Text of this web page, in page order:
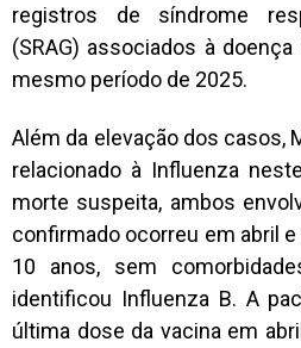
registros de síndrome
(SRAG) associados à
mesmo período de 2025.
Além da elevação dos casos,
relacionado à Influenza
morte suspeita, ambos
confirmado ocorreu em abril
10 anos, sem
identificou Influenza B. A
última dose da vacina em